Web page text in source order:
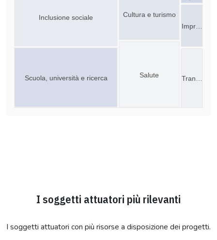
Scuola, università e ricerca
Impr…
Cultura e turismo
Inclusione sociale
Tran…
Salute
I soggetti attuatori più rilevanti
I soggetti attuatori con più risorse a disposizione dei progetti.